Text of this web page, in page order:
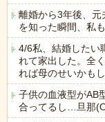
離婚から3年後、
を知った瞬間、私
4/6私、結婚したい
れて家出した。全
れば母のせいかも
子供の血液型がAB
合ってるし…旦那